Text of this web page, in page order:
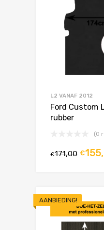
L2 VANAF 2012
Ford Custom
rubber
(0
€171,00 €
AANBIEDING!